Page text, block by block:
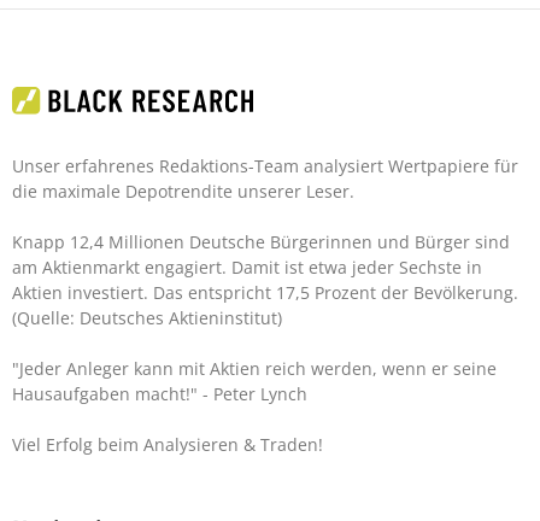
Unser erfahrenes Redaktions-Team analysiert Wertpapiere für
die maximale Depotrendite unserer Leser.
Knapp 12,4 Millionen Deutsche Bürgerinnen und Bürger sind
am Aktienmarkt engagiert. Damit ist etwa jeder Sechste in
Aktien investiert. Das entspricht 17,5 Prozent der Bevölkerung.
(Quelle: Deutsches Aktieninstitut)
"Jeder Anleger kann mit Aktien reich werden, wenn er seine
Hausaufgaben macht!" - Peter Lynch
Viel Erfolg beim Analysieren & Traden!